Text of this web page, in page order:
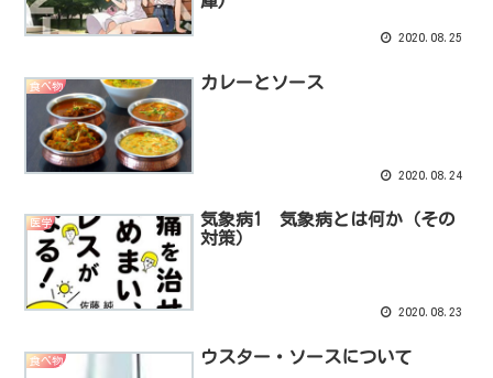
2020.08.25
食べ物 カレーとソース
2020.08.24
医学
気象病1 気象病とは何か（その
対策）
2020.08.23
食べ物 ウスター・ソースについて